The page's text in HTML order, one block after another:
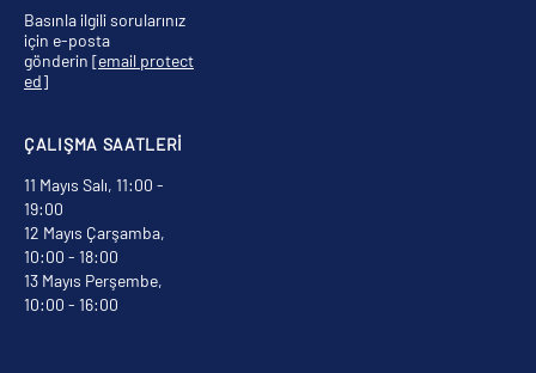
ÇALIŞMA SAATLERİ
11 Mayıs Salı, 11:00 -
19:00
12 Mayıs Çarşamba,
10:00 - 18:00
13 Mayıs Perşembe,
10:00 - 16:00
Basınla ilgili sorularınız
için e-posta
gönderin [email protect
ed]